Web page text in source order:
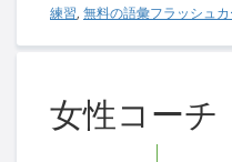
練習, 無料の語彙フラッシュカ
女性コーチ